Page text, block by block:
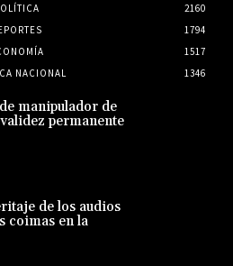
2160
1794
1517
NACIONAL
1346
manipulador de
permanente
de los audios
coimas en la